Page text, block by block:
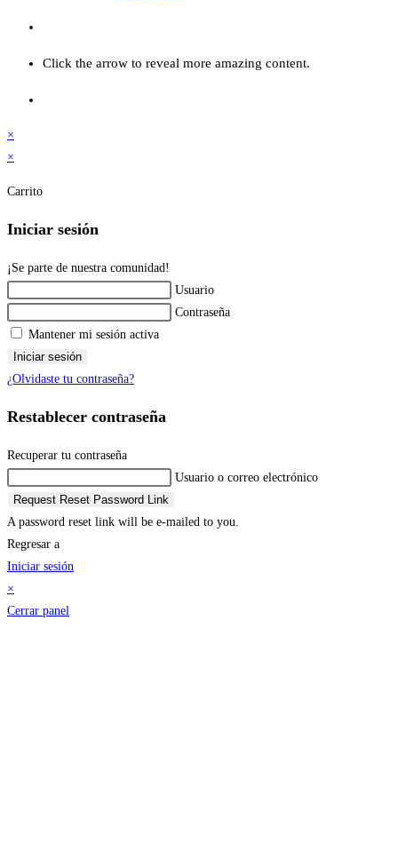
Click the arrow to reveal more amazing content.
×
×
Carrito
Iniciar sesión
¡Se parte de nuestra comunidad!
Usuario
Contraseña
Mantener mi sesión activa
Iniciar sesión
¿Olvidaste tu contraseña?
Restablecer contraseña
Recuperar tu contraseña
Usuario o correo electrónico
Request Reset Password Link
A password reset link will be e-mailed to you.
Regresar a
Iniciar sesión
×
Cerrar panel